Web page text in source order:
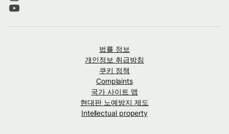
법률 정보
개인정보 취급방침
쿠키 정책
Complaints
국가 사이트 맵
현대판 노예방지 제도
Intellectual property